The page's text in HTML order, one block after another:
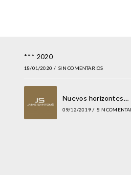
*** 2020
18/01/2020 / SIN COMENTARIOS
Nuevos horizontes…
09/12/2019 / SIN